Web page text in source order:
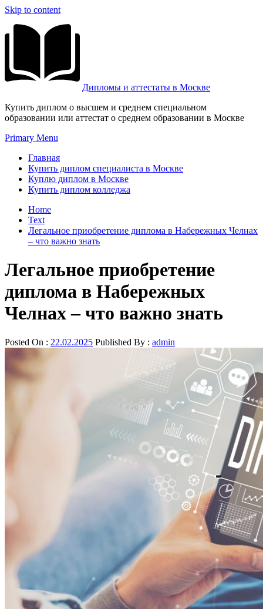
Skip to content
Дипломы и аттестаты в Москве
Купить диплом о высшем и среднем специальном
образовании или аттестат о среднем образовании в Москве
Primary Menu
Главная
Купить диплом специалиста в Москве
Куплю диплом в Москве
Купить диплом колледжа
Home
Text
Легальное приобретение диплома в Набережных Челнах
– что важно знать
Легальное приобретение
диплома в Набережных
Челнах – что важно знать
Posted On : 22.02.2025 Published By : admin